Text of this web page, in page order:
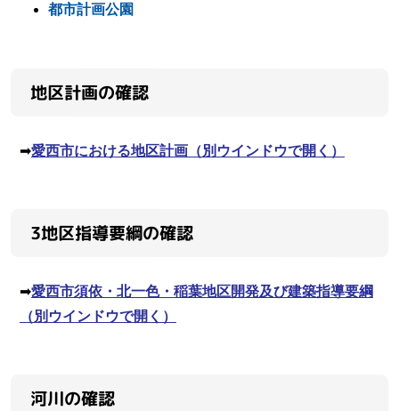
都市計画公園
地区計画の確認
➡愛西市における地区計画 （別ウインドウで開く）
3地区指導要綱の確認
➡愛西市須依・北一色・稲葉地区開発及び建築指導要綱
（別ウインドウで開く）
河川の確認